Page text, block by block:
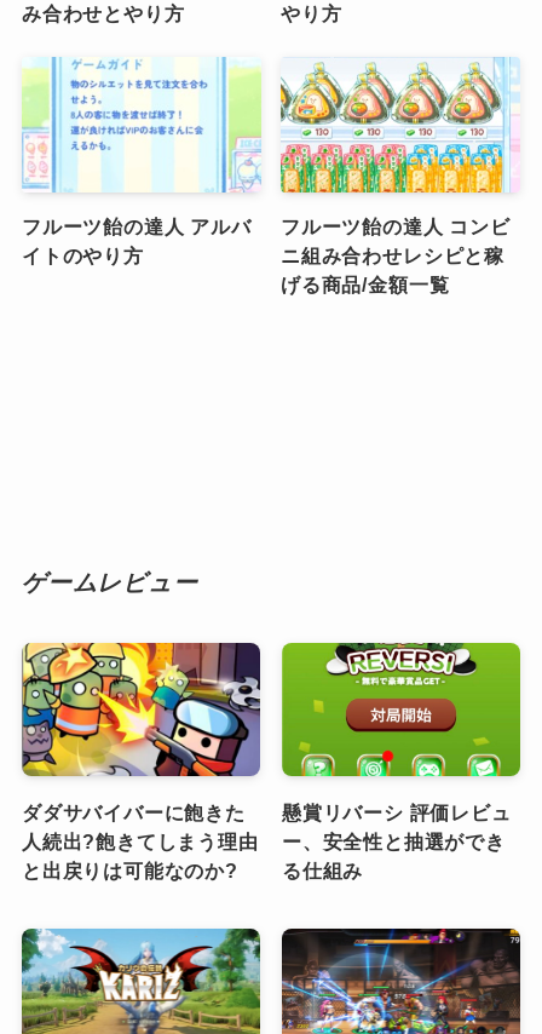
み合わせとやり方
やり方
フルーツ飴の達人 アルバ
イトのやり方
フルーツ飴の達人 コンビ
ニ組み合わせレシピと稼
げる商品/金額一覧
ゲームレビュー
ダダサバイバーに飽きた
人続出?飽きてしまう理由
と出戻りは可能なのか?
懸賞リバーシ 評価レビュ
ー、安全性と抽選ができ
る仕組み